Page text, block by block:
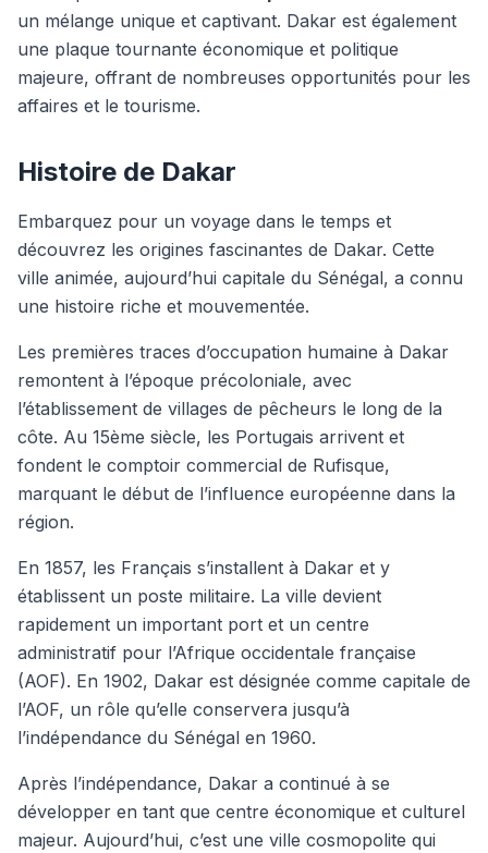
un mélange unique et captivant. Dakar est également
une plaque tournante économique et politique
majeure, offrant de nombreuses opportunités pour les
affaires et le tourisme.
Histoire de Dakar
Embarquez pour un voyage dans le temps et
découvrez les origines fascinantes de Dakar. Cette
ville animée, aujourd’hui capitale du Sénégal, a connu
une histoire riche et mouvementée.
Les premières traces d’occupation humaine à Dakar
remontent à l’époque précoloniale, avec
l’établissement de villages de pêcheurs le long de la
côte. Au 15ème siècle, les Portugais arrivent et
fondent le comptoir commercial de Rufisque,
marquant le début de l’influence européenne dans la
région.
En 1857, les Français s’installent à Dakar et y
établissent un poste militaire. La ville devient
rapidement un important port et un centre
administratif pour l’Afrique occidentale française
(AOF). En 1902, Dakar est désignée comme capitale de
l’AOF, un rôle qu’elle conservera jusqu’à
l’indépendance du Sénégal en 1960.
Après l’indépendance, Dakar a continué à se
développer en tant que centre économique et culturel
majeur. Aujourd’hui, c’est une ville cosmopolite qui